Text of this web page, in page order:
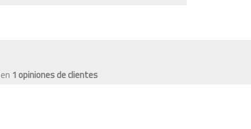
1 opiniones de clientes